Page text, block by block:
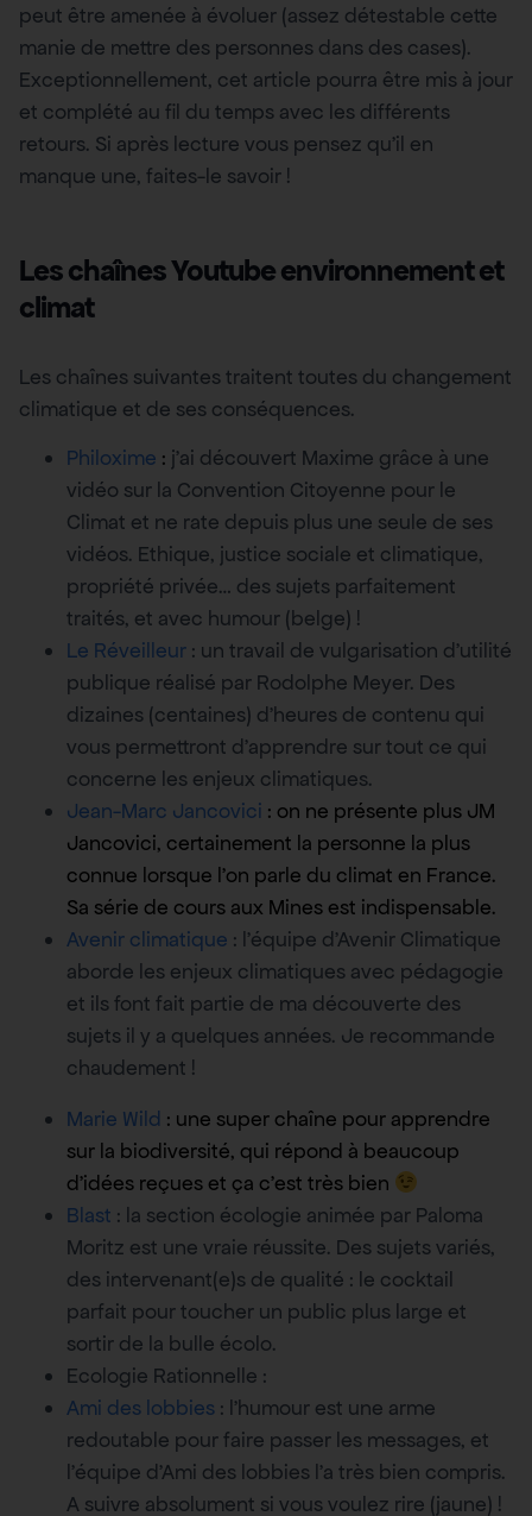
peut être amenée à évoluer (assez détestable cette
manie de mettre des personnes dans des cases).
Exceptionnellement, cet article pourra être mis à jour
et complété au fil du temps avec les différents
retours. Si après lecture vous pensez qu’il en
manque une, faites-le savoir !
Les chaînes Youtube environnement et
climat
Les chaînes suivantes traitent toutes du changement
climatique et de ses conséquences.
Philoxime : j’ai découvert Maxime grâce à une
vidéo sur la Convention Citoyenne pour le
Climat et ne rate depuis plus une seule de ses
vidéos. Ethique, justice sociale et climatique,
propriété privée… des sujets parfaitement
traités, et avec humour (belge) !
Le Réveilleur : un travail de vulgarisation d’utilité
publique réalisé par Rodolphe Meyer. Des
dizaines (centaines) d’heures de contenu qui
vous permettront d’apprendre sur tout ce qui
concerne les enjeux climatiques.
Jean-Marc Jancovici : on ne présente plus JM
Jancovici, certainement la personne la plus
connue lorsque l’on parle du climat en France.
Sa série de cours aux Mines est indispensable.
Avenir climatique : l’équipe d’Avenir Climatique
aborde les enjeux climatiques avec pédagogie
et ils font fait partie de ma découverte des
sujets il y a quelques années. Je recommande
chaudement !
Marie Wild : une super chaîne pour apprendre
sur la biodiversité, qui répond à beaucoup
d’idées reçues et ça c’est très bien
Blast : la section écologie animée par Paloma
Moritz est une vraie réussite. Des sujets variés,
des intervenant(e)s de qualité : le cocktail
parfait pour toucher un public plus large et
sortir de la bulle écolo.
Ecologie Rationnelle :
Ami des lobbies : l’humour est une arme
redoutable pour faire passer les messages, et
l’équipe d’Ami des lobbies l’a très bien compris.
A suivre absolument si vous voulez rire (jaune) !